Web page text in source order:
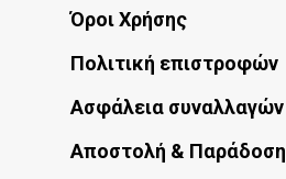
Όροι Χρήσης
Πολιτική επιστροφών
Ασφάλεια συναλλαγών
Αποστολή & Παράδοση